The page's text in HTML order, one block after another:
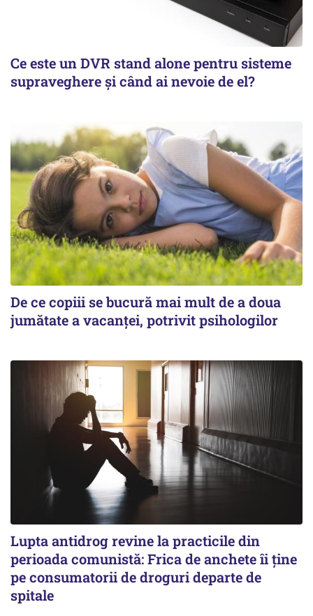
Ce este un DVR stand alone pentru sisteme
supraveghere și când ai nevoie de el?
De ce copiii se bucură mai mult de a doua
jumătate a vacanței, potrivit psihologilor
Lupta antidrog revine la practicile din
perioada comunistă: Frica de anchete îi ține
pe consumatorii de droguri departe de
spitale